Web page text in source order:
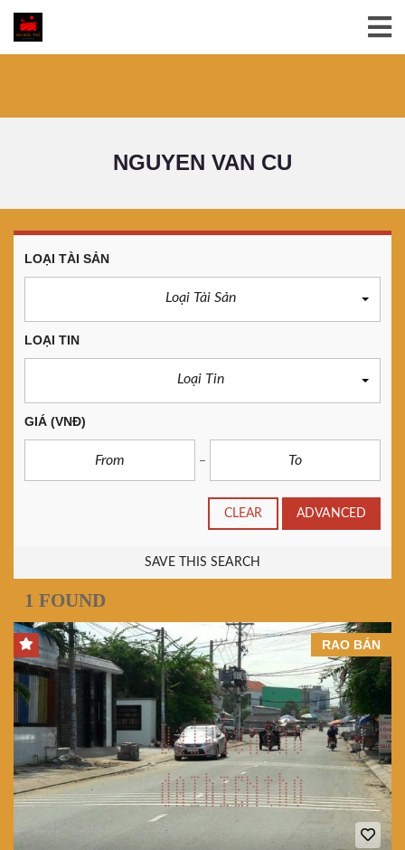
NGUYEN VAN CU
LOẠI TÀI SẢN
Loại Tài Sản
LOẠI TIN
Loại Tin
GIÁ (VNĐ)
CLEAR ADVANCED
SAVE THIS SEARCH
1 FOUND
RAO BÁN